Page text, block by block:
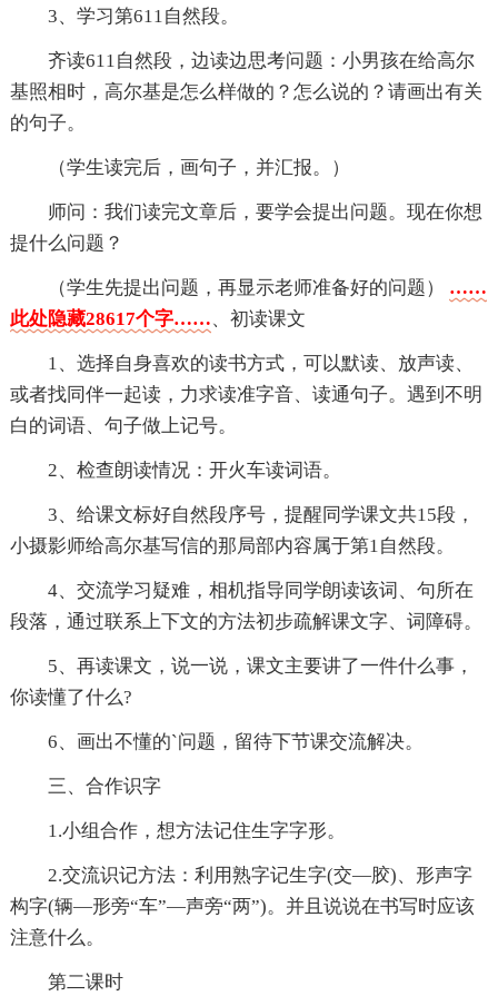
3、学习第611自然段。
齐读611自然段，边读边思考问题：小男孩在给高尔
基照相时，高尔基是怎么样做的？怎么说的？请画出有关
的句子。
（学生读完后，画句子，并汇报。）
师问：我们读完文章后，要学会提出问题。现在你想
提什么问题？
（学生先提出问题，再显示老师准备好的问题） ……
此处隐藏28617个字……、初读课文
1、选择自身喜欢的读书方式，可以默读、放声读、
或者找同伴一起读，力求读准字音、读通句子。遇到不明
白的词语、句子做上记号。
2、检查朗读情况：开火车读词语。
3、给课文标好自然段序号，提醒同学课文共15段，
小摄影师给高尔基写信的那局部内容属于第1自然段。
4、交流学习疑难，相机指导同学朗读该词、句所在
段落，通过联系上下文的方法初步疏解课文字、词障碍。
5、再读课文，说一说，课文主要讲了一件什么事，
你读懂了什么?
6、画出不懂的`问题，留待下节课交流解决。
三、合作识字
1.小组合作，想方法记住生字字形。
2.交流识记方法：利用熟字记生字(交—胶)、形声字
构字(辆—形旁“车”—声旁“两”)。并且说说在书写时应该
注意什么。
第二课时